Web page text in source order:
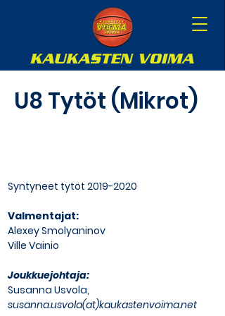
U8 Tytöt (Mikrot)
Syntyneet tytöt 2019-2020
Valmentajat:
Alexey Smolyaninov
Ville Vainio
Joukkuejohtaja:
Susanna Usvola,
susanna.usvola(at)kaukastenvoima.net